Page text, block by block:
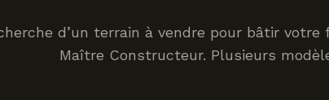
d’un terrain à vendre pour bâtir
Maître Constructeur. Plusieurs